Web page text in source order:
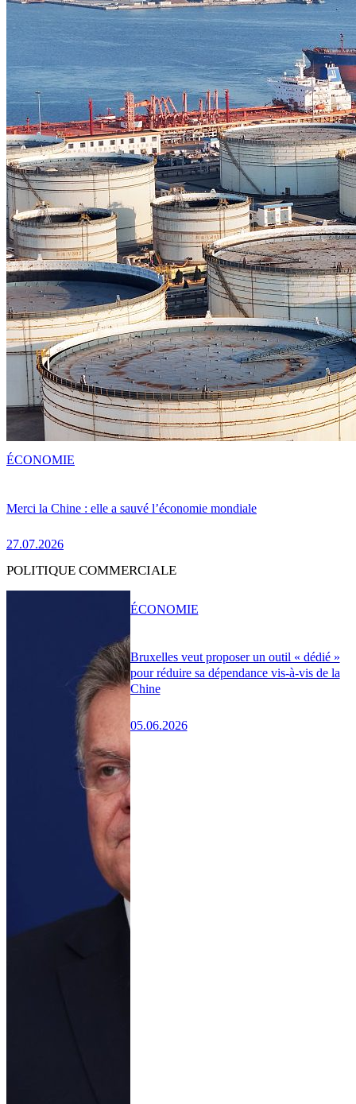
Merci la Chine : elle a sauvé l’économie mondiale
27.07.2026
ÉCONOMIE
POLITIQUE COMMERCIALE
Bruxelles veut proposer un outil « dédié »
pour réduire sa dépendance vis-à-vis de la
Chine
05.06.2026
ÉCONOMIE